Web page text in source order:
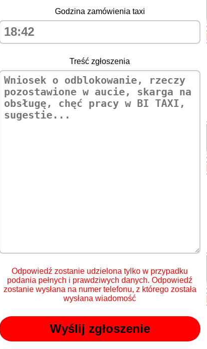
Godzina zamówienia taxi
Treść zgłoszenia
Odpowiedź zostanie udzielona tylko w przypadku
podania pełnych i prawdziwych danych. Odpowiedź
zostanie wysłana na numer telefonu, z którego została
wysłana wiadomość